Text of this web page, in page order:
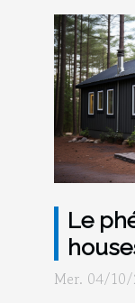
Le
moins
Mer. 04/10/